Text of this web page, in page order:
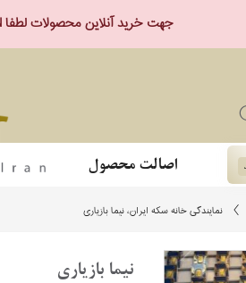
جهت خرید آنلاین محصولات لطفا VPN خود را بسته و صفحه را مجدد بارگذاری کنید.
اصالت محصول
نمایندگی خانه سکه ایران، نیما بازیاری
نیما بازیاری